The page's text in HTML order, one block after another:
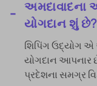
અમદાવાદના
યોગદાન શું છે?
શિપિંગ ઉદ્યોગ એ
યોગદાન આપનાર
પ્રદેશના સમગ્ર